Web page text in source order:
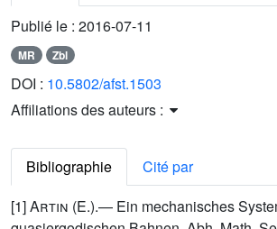
Publié le : 2016-07-11
MR Zbl
DOI : 10.5802/afst.1503
Affiliations des auteurs :
Bibliographie
Cité par
[1]Artin (E.).— Ein mechanisches